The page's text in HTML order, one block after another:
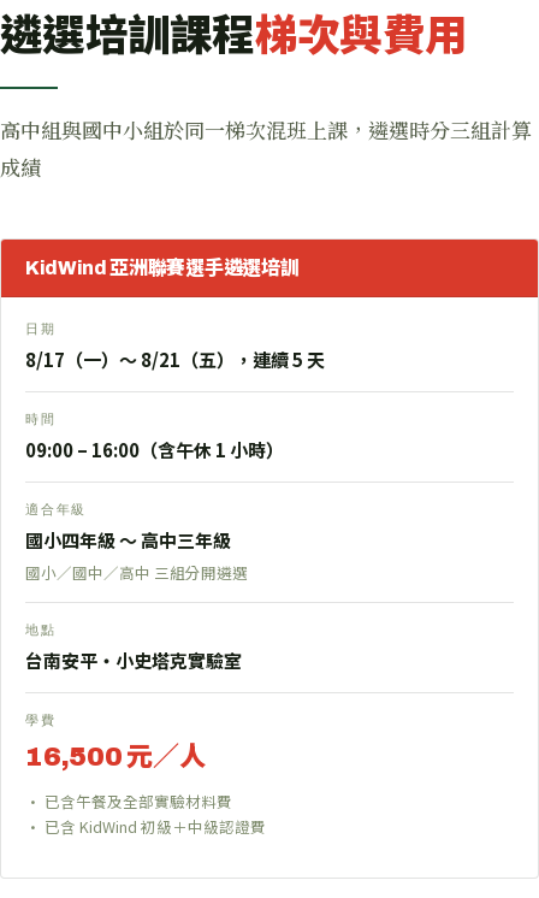
遴選培訓課程梯次與費用
高中組與國中小組於同一梯次混班上課，遴選時分三組計算
成績
KidWind 亞洲聯賽選手遴選培訓
日期
8/17（一）〜 8/21（五），連續 5 天
時間
09:00 – 16:00（含午休 1 小時）
適合年級
國小四年級 〜 高中三年級
國小／國中／高中 三組分開遴選
地點
台南安平・小史塔克實驗室
學費
16,500 元／人
已含午餐及全部實驗材料費
已含 KidWind 初級＋中級認證費